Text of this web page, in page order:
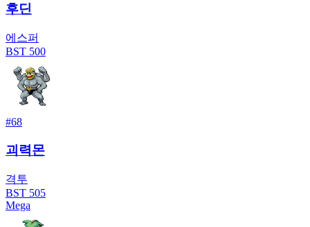
후딘
에스퍼
BST 500
#68
괴력몬
격투
BST 505
Mega